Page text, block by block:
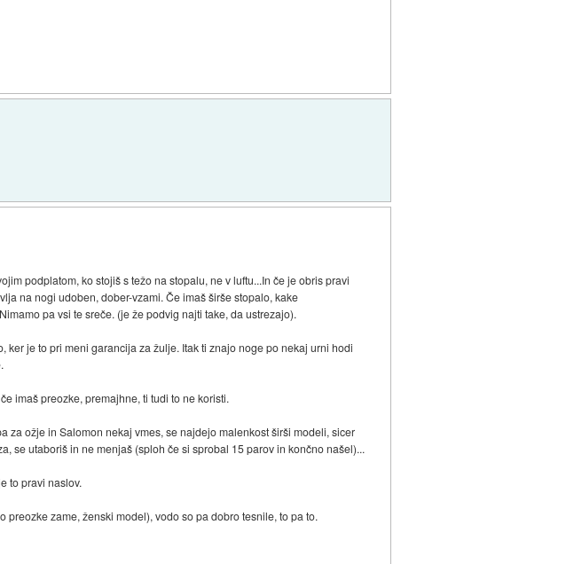
podplatom, ko stojiš s težo na stopalu, ne v luftu...In če je obris pravi
na nogi udoben, dober-vzami. Če imaš širše stopalo, kake
pa vsi te sreče. (je že podvig najti take, da ustrezajo).
je to pri meni garancija za žulje. Itak ti znajo noge po nekaj urni hodi
imaš preozke, premajhne, ti tudi to ne koristi.
za ožje in Salomon nekaj vmes, se najdejo malenkost širši modeli, sicer
se utaboriš in ne menjaš (sploh če si sprobal 15 parov in končno našel)...
to pravi naslov.
zame, ženski model), vodo so pa dobro tesnile, to pa to.